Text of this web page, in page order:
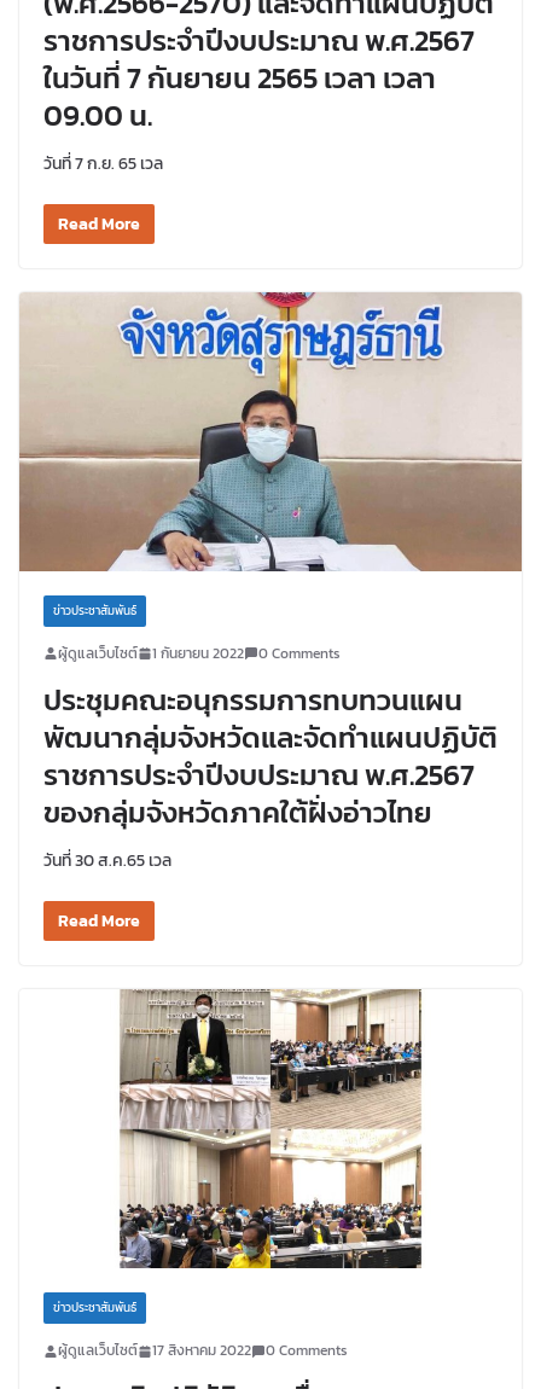
ราชการประจำปีงบประมาณ พ.ศ.2567
ในวันที่ 7 กันยายน 2565 เวลา เวลา
09.00 น.
วันที่ 7 ก.ย. 65 เวล
Read More
ข่าวประชาสัมพันธ์
ผู้ดูแลเว็บไซต์ 1 กันยายน 2022 0 Comments
ประชุมคณะอนุกรรมการทบทวนแผน
พัฒนากลุ่มจังหวัดและจัดทำแผนปฏิบัติ
ราชการประจำปีงบประมาณ พ.ศ.2567
ของกลุ่มจังหวัดภาคใต้ฝั่งอ่าวไทย
วันที่ 30 ส.ค.65 เวล
Read More
ข่าวประชาสัมพันธ์
ผู้ดูแลเว็บไซต์ 17 สิงหาคม 2022 0 Comments